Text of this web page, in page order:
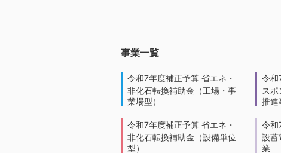
事業一覧
令和7年度補正予算 省エネ・
非化石転換補助金（工場・事
業場型）
令和7年度補正予算 省エネ・
非化石転換補助金（設備単位
型）
令和
ス
推進
令和
設蓄
業